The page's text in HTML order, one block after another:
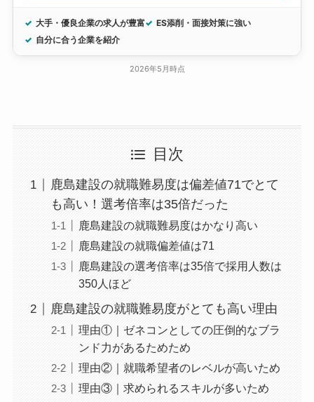
大手・優良企業の求人が豊富
ES添削・面接対策に強い
自分に合う企業を紹介
2026年5月時点
目次
鹿島建設の就職難易度は偏差値71でとて
も高い！選考倍率は35倍だった
鹿島建設の就職難易度はかなり高い
鹿島建設の就職偏差値は71
鹿島建設の選考倍率は35倍で採用人数は
350人ほど
鹿島建設の就職難易度がとても高い理由
理由①｜ゼネコンとしての圧倒的なブラ
ンド力があるためため
理由②｜就職希望者のレベルが高いため
理由③｜求められるスキルが多いため